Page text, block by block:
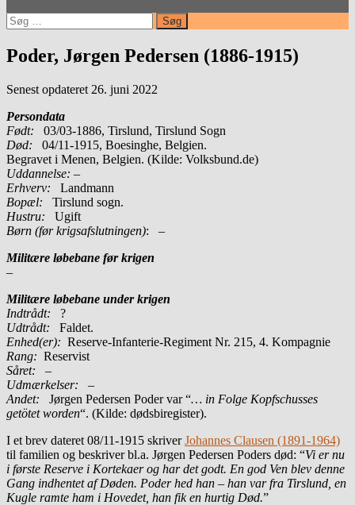
Søg
efter:
Poder, Jørgen Pedersen (1886-1915)
Senest opdateret 26. juni 2022
Persondata
Født: 03/03-1886, Tirslund, Tirslund Sogn
Død: 04/11-1915, Boesinghe, Belgien.
Begravet i Menen, Belgien. (Kilde: Volksbund.de)
Uddannelse: –
Erhverv: Landmann
Bopæl: Tirslund sogn.
Hustru: Ugift
Børn (før krigsafslutningen): –
Militære løbebane før krigen
–
Militære løbebane under krigen
Indtrådt: ?
Udtrådt: Faldet.
Enhed(er): Reserve-Infanterie-Regiment Nr. 215, 4. Kompagnie
Rang: Reservist
Såret: –
Udmærkelser: –
Andet: Jørgen Pedersen Poder var “… in Folge Kopfschusses
getötet worden“. (Kilde: dødsbiregister).
I et brev dateret 08/11-1915 skriverJohannes Clausen (1891-1964)
til familien og beskriver bl.a. Jørgen Pedersen Poders død: “Vi er nu
i første Reserve i Kortekaer og har det godt. En god Ven blev denne
Gang indhentet af Døden. Poder hed han – han var fra Tirslund, en
Kugle ramte ham i Hovedet, han fik en hurtig Død.”